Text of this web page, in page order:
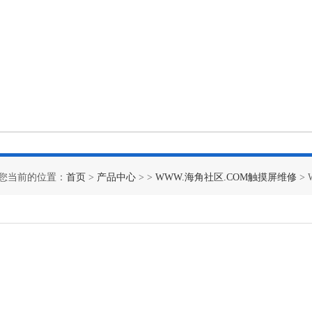
当前的位置： 首页 > 产品中心 > > WWW.海角社区.COM触摸屏维修 >